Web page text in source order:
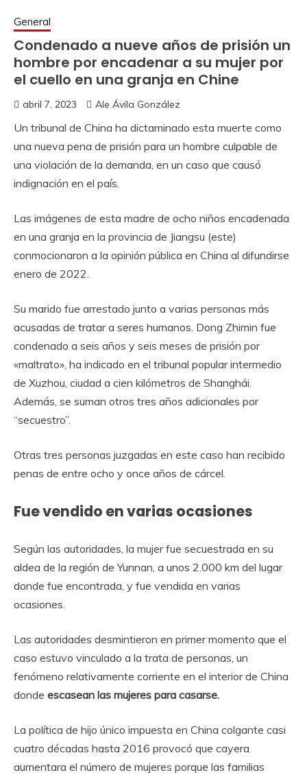
General
Condenado a nueve años de prisión un
hombre por encadenar a su mujer por
el cuello en una granja en Chine
abril 7, 2023 Ale Ávila González
Un tribunal de China ha dictaminado esta muerte como
una nueva pena de prisión para un hombre culpable de
una violación de la demanda, en un caso que causó
indignación en el país.
Las imágenes de esta madre de ocho niños encadenada
en una granja en la provincia de Jiangsu (este)
conmocionaron a la opinión pública en China al difundirse
enero de 2022.
Su marido fue arrestado junto a varias personas más
acusadas de tratar a seres humanos. Dong Zhimin fue
condenado a seis años y seis meses de prisión por
«maltrato», ha indicado en el tribunal popular intermedio
de Xuzhou, ciudad a cien kilómetros de Shanghái.
Además, se suman otros tres años adicionales por
“secuestro”.
Otras tres personas juzgadas en este caso han recibido
penas de entre ocho y once años de cárcel.
Fue vendido en varias ocasiones
Según las autoridades, la mujer fue secuestrada en su
aldea de la región de Yunnan, a unos 2.000 km del lugar
donde fue encontrada, y fue vendida en varias
ocasiones.
Las autoridades desmintieron en primer momento que el
caso estuvo vinculado a la trata de personas, un
fenómeno relativamente corriente en el interior de China
donde escasean las mujeres para casarse.
La política de hijo único impuesta en China colgante casi
cuatro décadas hasta 2016 provocó que cayera
aumentara el número de mujeres porque las familias